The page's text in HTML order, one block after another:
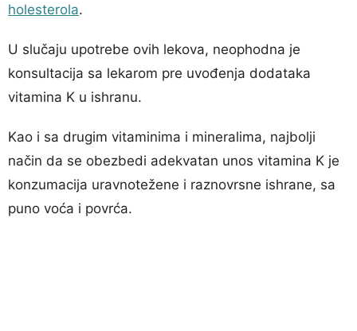
holesterola.
U slučaju upotrebe ovih lekova, neophodna je
konsultacija sa lekarom pre uvođenja dodataka
vitamina K u ishranu.
Kao i sa drugim vitaminima i mineralima, najbolji
način da se obezbedi adekvatan unos vitamina K je
konzumacija uravnotežene i raznovrsne ishrane, sa
puno voća i povrća.